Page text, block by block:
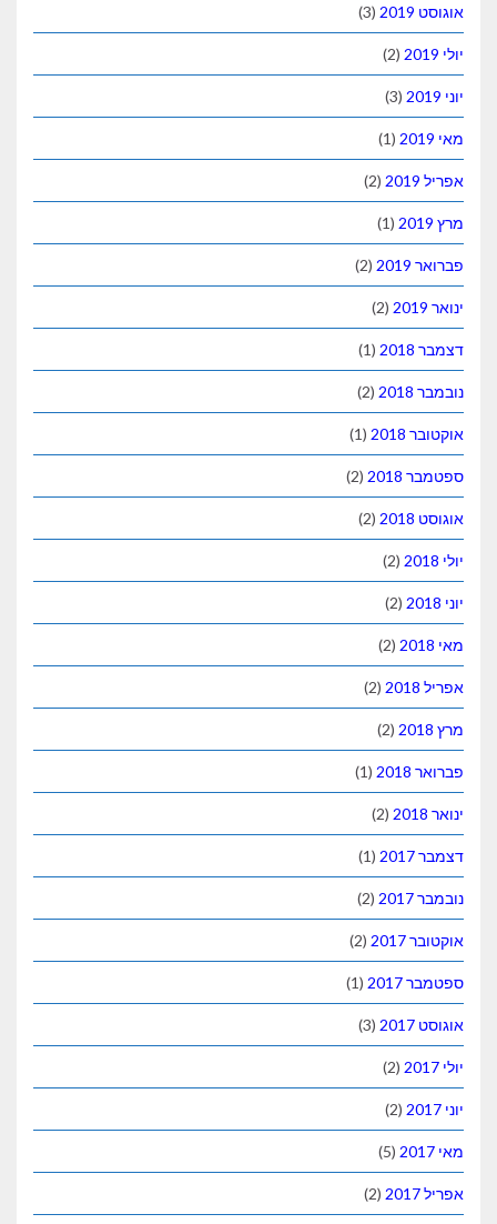
אוגוסט 2019 (3)
יולי 2019 (2)
יוני 2019 (3)
מאי 2019 (1)
אפריל 2019 (2)
מרץ 2019 (1)
פברואר 2019 (2)
ינואר 2019 (2)
דצמבר 2018 (1)
נובמבר 2018 (2)
אוקטובר 2018 (1)
ספטמבר 2018 (2)
אוגוסט 2018 (2)
יולי 2018 (2)
יוני 2018 (2)
מאי 2018 (2)
אפריל 2018 (2)
מרץ 2018 (2)
פברואר 2018 (1)
ינואר 2018 (2)
דצמבר 2017 (1)
נובמבר 2017 (2)
אוקטובר 2017 (2)
ספטמבר 2017 (1)
אוגוסט 2017 (3)
יולי 2017 (2)
יוני 2017 (2)
מאי 2017 (5)
אפריל 2017 (2)